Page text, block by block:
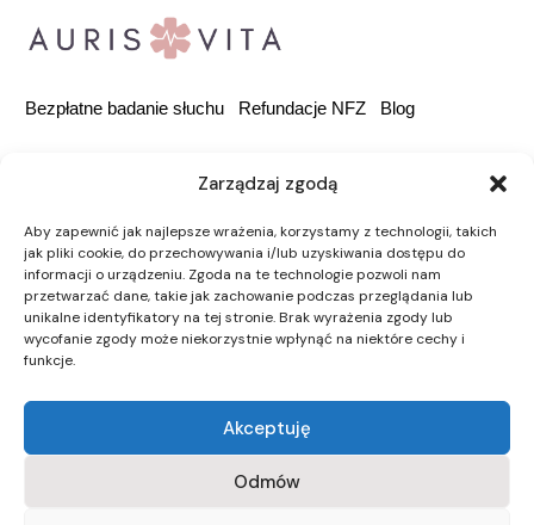
Zarządzaj zgodą
Aby zapewnić jak najlepsze wrażenia, korzystamy z technologii, takich
jak pliki cookie, do przechowywania i/lub uzyskiwania dostępu do
informacji o urządzeniu. Zgoda na te technologie pozwoli nam
przetwarzać dane, takie jak zachowanie podczas przeglądania lub
unikalne identyfikatory na tej stronie. Brak wyrażenia zgody lub
wycofanie zgody może niekorzystnie wpłynąć na niektóre cechy i
funkcje.
Akceptuję
Odmów
Bezpłatne badanie słuchu Refundacje NFZ Blog
Daszyńskiego 2B, 00-843
Warszawa
kontakt@aurisvita.com
© 2026. All rights reserved.